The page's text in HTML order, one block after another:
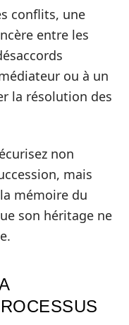
conflits, une
entre les
ou à un
la résolution des
non
mais
mémoire du
son héritage ne